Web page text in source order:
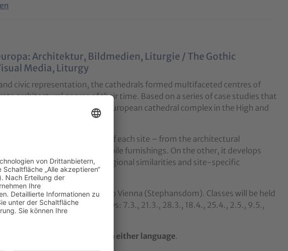
Architektur, Bildmedien, Liturgie / The Gothic
Media, Liturgy
civic representation, the cathedrals formed multifaceted centres of
architectural genres of their time. Based on a series of case studies that
of the Central European cathedral complex in the High and
functions and visual media of each site – from the architectural
to smaller and/or mobile furnishings. On the other, it develops
interplay of super-regional similarities and site-specific
and a full-day excursion to Vienna (Stephansdom). Classes will be held
on the following days: 7.3., 21.3., 28.3., 18.4., 25.4., 2.5., 9.5.,
in either language.